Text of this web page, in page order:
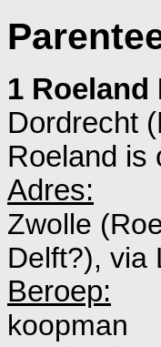
1 Roeland
Dordrecht
Roeland is
Adres:
Zwolle
Delft?), via
Beroep:
koopman